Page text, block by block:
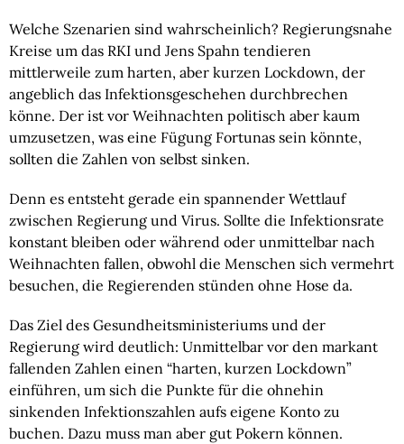
Welche Szenarien sind wahrscheinlich? Regierungsnahe
Kreise um das RKI und Jens Spahn tendieren
mittlerweile zum harten, aber kurzen Lockdown, der
angeblich das Infektionsgeschehen durchbrechen
könne. Der ist vor Weihnachten politisch aber kaum
umzusetzen, was eine Fügung Fortunas sein könnte,
sollten die Zahlen von selbst sinken.
Denn es entsteht gerade ein spannender Wettlauf
zwischen Regierung und Virus. Sollte die Infektionsrate
konstant bleiben oder während oder unmittelbar nach
Weihnachten fallen, obwohl die Menschen sich vermehrt
besuchen, die Regierenden stünden ohne Hose da.
Das Ziel des Gesundheitsministeriums und der
Regierung wird deutlich: Unmittelbar vor den markant
fallenden Zahlen einen “harten, kurzen Lockdown”
einführen, um sich die Punkte für die ohnehin
sinkenden Infektionszahlen aufs eigene Konto zu
buchen. Dazu muss man aber gut Pokern können.